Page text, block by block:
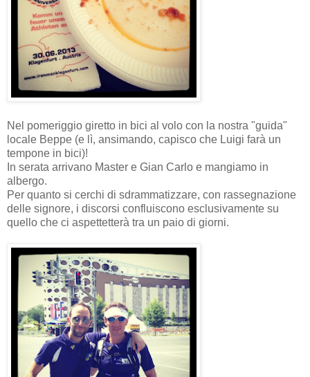
Nel pomeriggio giretto in bici al volo con la nostra "guida"
locale Beppe (e lì, ansimando, capisco che Luigi farà un
tempone in bici)!
In serata arrivano Master e Gian Carlo e mangiamo in
albergo.
Per quanto si cerchi di sdrammatizzare, con rassegnazione
delle signore, i discorsi confluiscono esclusivamente su
quello che ci aspettetterà tra un paio di giorni.